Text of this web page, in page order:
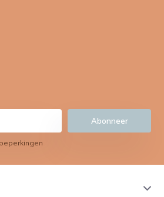
Abonneer